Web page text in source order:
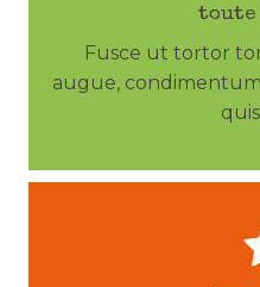
toute
Fusce ut tortor
augue,